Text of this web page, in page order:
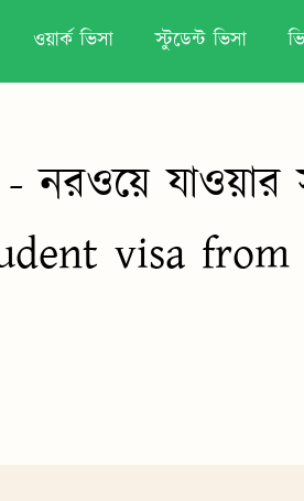
ওয়ার্ক ভিসা স্টুডেন্ট ভিসা
- নরওয়ে
visa from